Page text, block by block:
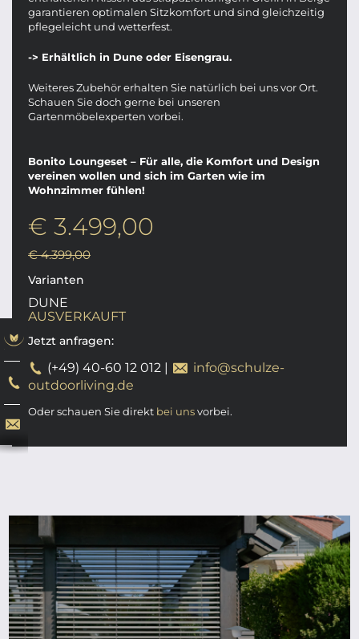
garantieren optimalen Sitzkomfort und sind gleichzeitig
pflegeleicht und wetterfest.
-> Erhältlich in Dune oder Eisengrau.
Weiteres Zubehör erhalten Sie natürlich bei uns vor Ort.
Schauen Sie doch gerne bei unseren
Gartenmöbelexperten vorbei.
Bonito Loungeset – Für alle, die Komfort und Design
vereinen wollen und sich im Garten wie im
Wohnzimmer fühlen!
€ 3.499,00
€ 4.399,00
Varianten
DUNE
AUSVERKAUFT
Jetzt anfragen:
(+49) 40-60 12 012 |
info@schulze-
outdoorliving.de
Oder schauen Sie direkt bei unsvorbei.